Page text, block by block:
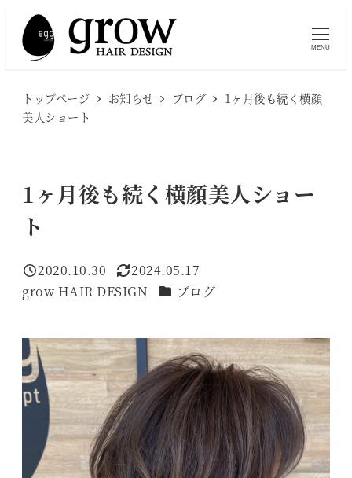
MENU
トップページ お知らせ ブログ
1ヶ月後も続く横顔
美人ショート
1ヶ月後も続く横顔美人ショー
ト
投稿日
2020.10.30
更新日
2024.05.17
著
grow HAIR DESIGN カテゴリー
ブログ